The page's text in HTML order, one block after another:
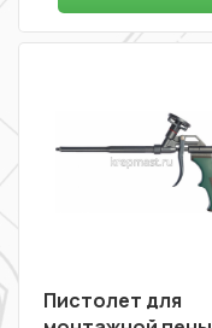
Пистолет для